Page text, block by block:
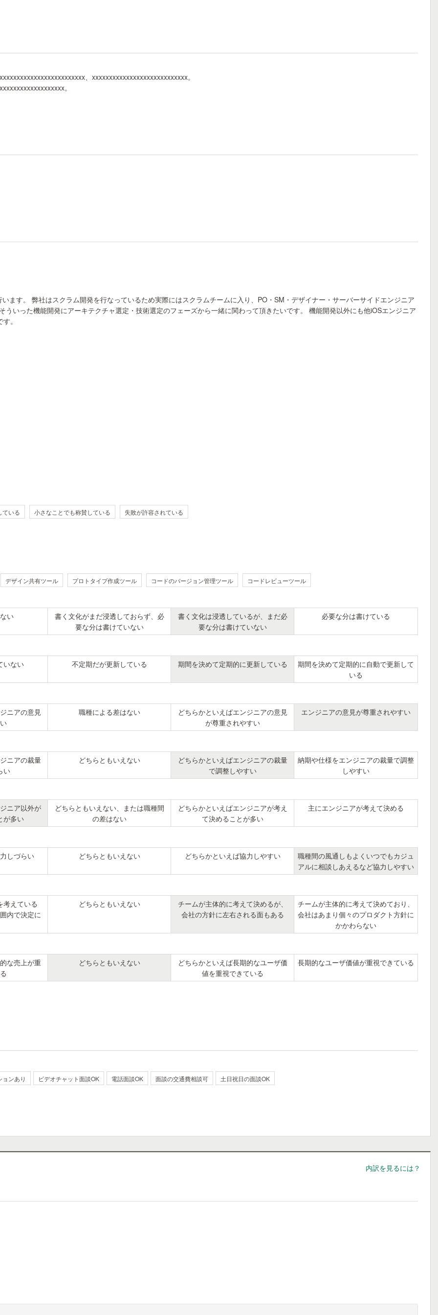
、xxxxxxxxxxxxxxxxxxxxxxxxxxxx。
。
ます。 弊社はスクラム開発を行なっているため実際にはスクラムチームに入り、PO・SM・デザイナー・サーバーサイドエンジニア
いった機能開発にアーキテクチャ選定・技術選定のフェーズから一緒に関わって頂きたいです。 機能開発以外にも他iOSエンジニア
。
ている 小さなことでも称賛している 失敗が許容されている
デザイン共有ツール プロトタイプ作成ツール コードのバージョン管理ツール コードレビューツール
い
書く文化がまだ浸透しておらず、必
要な分は書けていない
書く文化は浸透しているが、まだ必
要な分は書けていない
必要な分は書けている
いない 不定期だが更新している 期間を決めて定期的に更新している
期間を決めて定期的に自動で更新して
いる
ニアの意見
職種による差はない
どちらかといえばエンジニアの意見
が尊重されやすい
エンジニアの意見が尊重されやすい
ニアの裁量
い
どちらともいえない
どちらかといえばエンジニアの裁量
で調整しやすい
納期や仕様をエンジニアの裁量で調整
しやすい
ニア以外が
が多い
どちらともいえない、または職種間
の差はない
どちらかといえばエンジニアが考え
て決めることが多い
主にエンジニアが考えて決める
しづらい どちらともいえない どちらかといえば協力しやすい
職種間の風通しもよくいつでもカジュ
アルに相談しあえるなど協力しやすい
考えている
内で決定に
どちらともいえない
チームが主体的に考えて決めるが、
会社の方針に左右される面もある
チームが主体的に考えて決めており、
会社はあまり個々のプロダクト方針に
かかわらない
な売上が重
どちらともいえない
どちらかといえば長期的なユーザ価
値を重視できている
長期的なユーザ価値が重視できている
ンあり ビデオチャット面談OK 電話面談OK 面談の交通費相談可 土日祝日の面談OK
内訳を見るには？